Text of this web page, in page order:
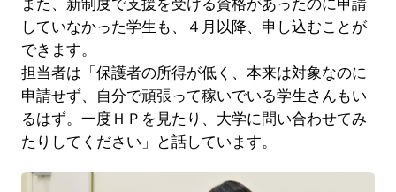
また、新制度で支援を受ける資格があったのに申請
していなかった学生も、４月以降、申し込むことが
できます。
担当者は「保護者の所得が低く、本来は対象なのに
申請せず、自分で頑張って稼いでいる学生さんもい
るはず。一度ＨＰを見たり、大学に問い合わせてみ
たりしてください」と話しています。